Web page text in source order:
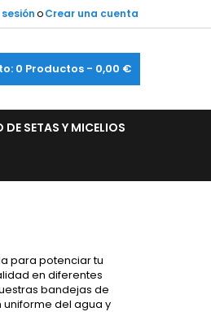
oCrear una cuenta
0 Productos - 0,00 €
DE SETAS Y MICELIOS
para potenciar tu
en diferentes
bandejas de
del agua y